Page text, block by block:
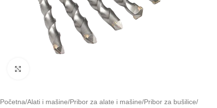
Početna/Alati i mašine/Pribor za alate i mašine/Pribor za bušilice/